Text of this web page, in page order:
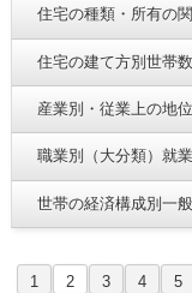
住宅の種類・所有の
住宅の建て方別世帯数
産業別・従業上の地
職業別（大分類）就
世帯の経済構成別一
1 2 3 4 5